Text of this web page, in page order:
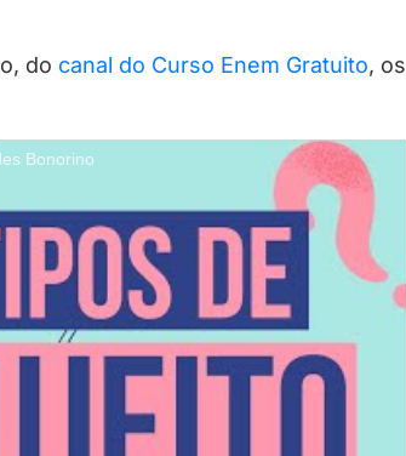
do canal do Curso Enem Gratuito, os
Bonorino